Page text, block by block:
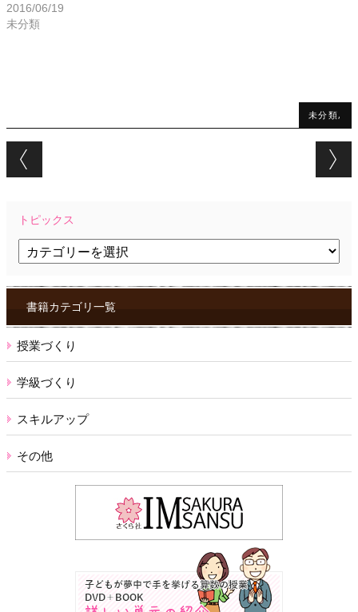
2016/06/19
未分類
未分類,
Post navigation
トピックス
ク
ス書籍カテゴリ一覧
授業づくり
学級づくり
スキルアップ
その他